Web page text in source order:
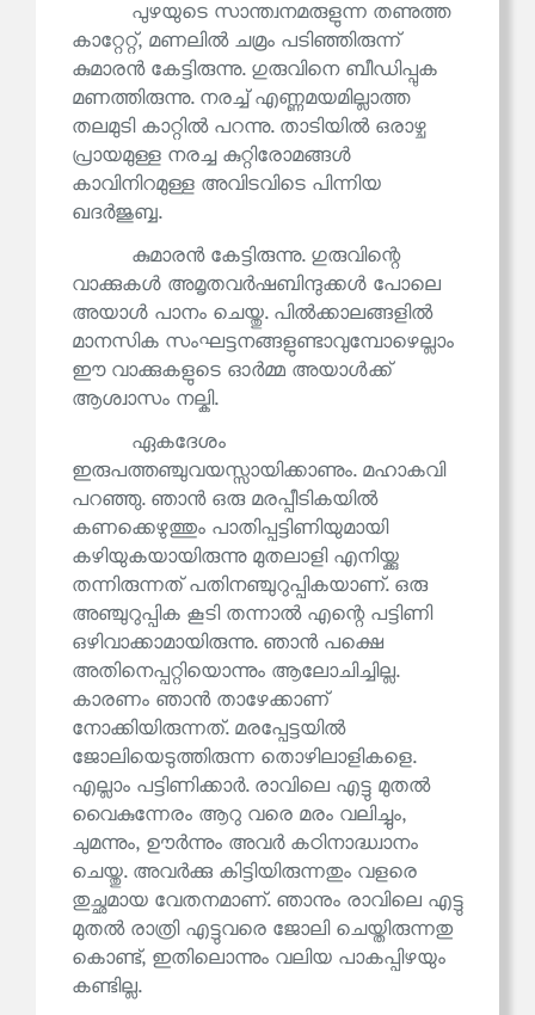
പുഴയുടെ സാന്ത്വനമരുളുന്ന തണുത്ത
കാറ്റേറ്റ്, മണലിൽ ചമ്രം പടിഞ്ഞിരുന്ന്
കുമാരൻ കേട്ടിരുന്നു. ഗുരുവിനെ ബീഡിപ്പുക
മണത്തിരുന്നു. നരച്ച് എണ്ണമയമില്ലാത്ത
തലമുടി കാറ്റിൽ പറന്നു. താടിയിൽ ഒരാഴ്ച
പ്രായമുള്ള നരച്ച കുറ്റിരോമങ്ങൾ
കാവിനിറമുള്ള അവിടവിടെ പിന്നിയ
ഖദർജുബ്ബ.
കുമാരൻ കേട്ടിരുന്നു. ഗുരുവിന്റെ
വാക്കുകൾ അമൃതവർഷബിന്ദുക്കൾ പോലെ
അയാൾ പാനം ചെയ്തു. പിൽക്കാലങ്ങളിൽ
മാനസിക സംഘട്ടനങ്ങളുണ്ടാവുമ്പോഴെല്ലാം
ഈ വാക്കുകളുടെ ഓർമ്മ അയാൾക്ക്
ആശ്വാസം നല്കി.
ഏകദേശം
ഇരുപത്തഞ്ചുവയസ്സായിക്കാണും. മഹാകവി
പറഞ്ഞു. ഞാൻ ഒരു മരപ്പീടികയിൽ
കണക്കെഴുത്തും പാതിപ്പട്ടിണിയുമായി
കഴിയുകയായിരുന്നു മുതലാളി എനിയ്ക്കു
തന്നിരുന്നത് പതിനഞ്ചുറുപ്പികയാണ്. ഒരു
അഞ്ചുറുപ്പിക കൂടി തന്നാൽ എന്റെ പട്ടിണി
ഒഴിവാക്കാമായിരുന്നു. ഞാൻ പക്ഷെ
അതിനെപ്പറ്റിയൊന്നും ആലോചിച്ചില്ല.
കാരണം ഞാൻ താഴേക്കാണ്
നോക്കിയിരുന്നത്. മരപ്പേട്ടയിൽ
ജോലിയെടുത്തിരുന്ന തൊഴിലാളികളെ.
എല്ലാം പട്ടിണിക്കാർ. രാവിലെ എട്ടു മുതൽ
വൈകുന്നേരം ആറു വരെ മരം വലിച്ചും,
ചുമന്നും, ഊർന്നും അവർ കഠിനാദ്ധ്വാനം
ചെയ്തു. അവർക്കു കിട്ടിയിരുന്നതും വളരെ
തുച്ഛമായ വേതനമാണ്. ഞാനും രാവിലെ എട്ടു
മുതൽ രാത്രി എട്ടുവരെ ജോലി ചെയ്തിരുന്നതു
കൊണ്ട്, ഇതിലൊന്നും വലിയ പാകപ്പിഴയും
കണ്ടില്ല.